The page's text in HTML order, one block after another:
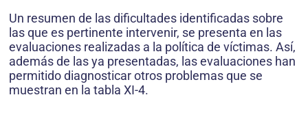
Un resumen de las dificultades identificadas sobre
las que es pertinente intervenir, se presenta en las
evaluaciones realizadas a la política de víctimas. Así,
además de las ya presentadas, las evaluaciones han
permitido diagnosticar otros problemas que se
muestran en la tabla XI-4.